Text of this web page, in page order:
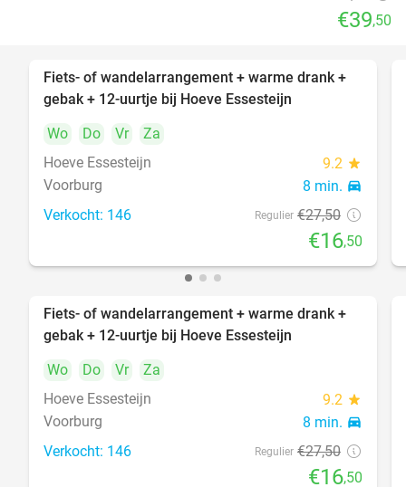
€39,50
40%
Fiets- of wandelarrangement + warme drank +
gebak + 12-uurtje bij Hoeve Essesteijn
Wo
Do Vr
Za
Hoeve Essesteijn
9.2 star
Voorburg 8 min. directions_car
Verkocht: 146 Regulier €27,50
€16,50
40%
Fiets- of wandelarrangement + warme drank +
gebak + 12-uurtje bij Hoeve Essesteijn
Wo
Do Vr
Za
Hoeve Essesteijn
9.2 star
Voorburg 8 min. directions_car
Verkocht: 146 Regulier €27,50
€16,50